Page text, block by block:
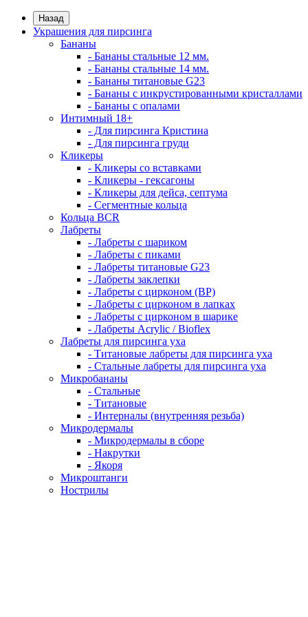
Назад
Украшения для пирсинга
Бананы
- Бананы стальные 12 мм.
- Бананы стальные 14 мм.
- Бананы титановые G23
- Бананы с инкрустированными кристаллами
- Бананы с опалами
Интимный 18+
- Для пирсинга Кристина
- Для пирсинга груди
Кликеры
- Кликеры со вставками
- Кликеры - гексагоны
- Кликеры для дейса, септума
- Сегментные кольца
Кольца BCR
Лабреты
- Лабреты с шариком
- Лабреты с пиками
- Лабреты титановые G23
- Лабреты заклепки
- Лабреты с цирконом (ВР)
- Лабреты с цирконом в лапках
- Лабреты с цирконом в шарике
- Лабреты Acrylic / Bioflex
Лабреты для пирсинга уха
- Титановые лабреты для пирсинга уха
- Стальные лабреты для пирсинга уха
Микробананы
- Стальные
- Титановые
- Интерналы (внутренняя резьба)
Микродермалы
- Микродермалы в сборе
- Накрутки
- Якоря
Микроштанги
Нострилы